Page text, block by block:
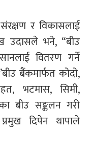
र विकासलाई
उदासले भने, “बीउ
वितरण गर्ने
बैंकमार्फत कोदो,
भटमास, सिमी,
बीउ सङ्कलन गरी
दिपेन थापाले